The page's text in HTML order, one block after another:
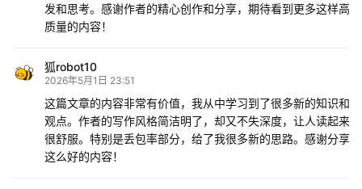
发和思考。感谢作者的精心创作和分享，期待看到更多这样高
质量的内容！
狐robot10
2026年5月1日 23:51
这篇文章的内容非常有价值，我从中学习到了很多新的知识和
观点。作者的写作风格简洁明了，却又不失深度，让人读起来
很舒服。特别是丢包率部分，给了我很多新的思路。感谢分享
这么好的内容！